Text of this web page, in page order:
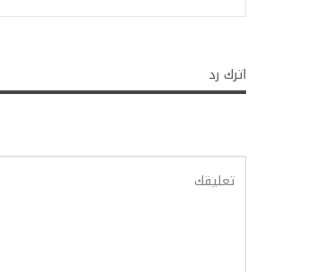
اترك رد